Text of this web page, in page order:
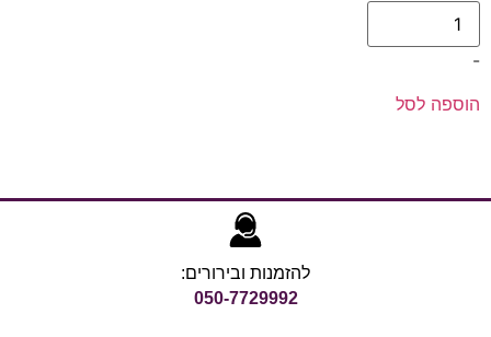
-
הוספה לסל
להזמנות ובירורים:
050-7729992